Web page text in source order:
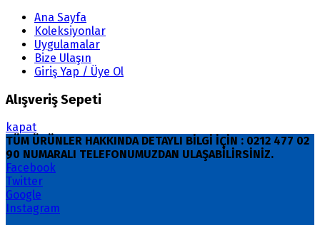
Ana Sayfa
Koleksiyonlar
Uygulamalar
Bize Ulaşın
Giriş Yap / Üye Ol
Alışveriş Sepeti
kapat
TÜM ÜRÜNLER HAKKINDA DETAYLI BİLGİ İÇİN : 0212 477 02
90 NUMARALI TELEFONUMUZDAN ULAŞABİLİRSİNİZ.
Facebook
Twitter
Google
Instagram